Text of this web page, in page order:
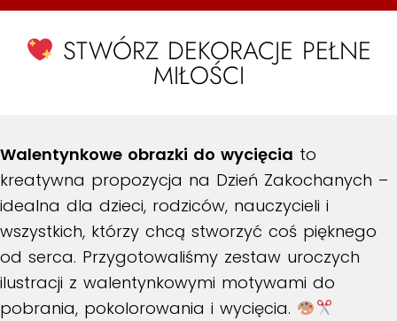
STWÓRZ DEKORACJE PEŁNE
MIŁOŚCI
Walentynkowe obrazki do wycięcia to
kreatywna propozycja na Dzień Zakochanych –
idealna dla dzieci, rodziców, nauczycieli i
wszystkich, którzy chcą stworzyć coś pięknego
od serca. Przygotowaliśmy zestaw uroczych
ilustracji z walentynkowymi motywami do
pobrania, pokolorowania i wycięcia.